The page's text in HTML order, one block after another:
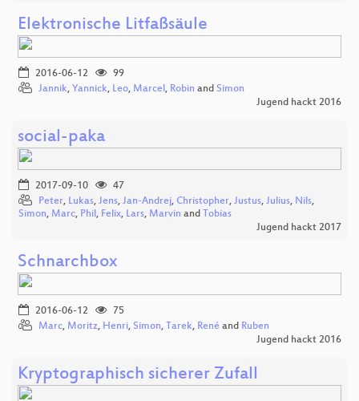
Elektronische Litfaßsäule
2016-06-12
99
Jannik, Yannick, Leo, Marcel , Robin and Simon
Jugend hackt 2016
social-paka
2017-09-10
47
Peter, Lukas, Jens, Jan-Andrej, Christopher, Justus, Julius, Nils,
Simon, Marc, Phil , Felix, Lars, Marvin and Tobias
Jugend hackt 2017
Schnarchbox
2016-06-12
75
Marc, Moritz, Henri, Simon, Tarek, René and Ruben
Jugend hackt 2016
Kryptographisch sicherer Zufall